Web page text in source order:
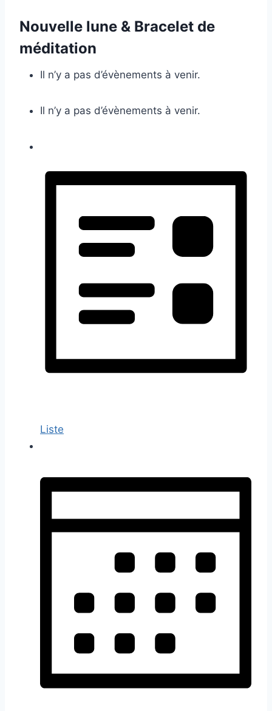
Nouvelle lune & Bracelet de
méditation
Il n’y a pas d’évènements à venir.
Il n’y a pas d’évènements à venir.
Liste